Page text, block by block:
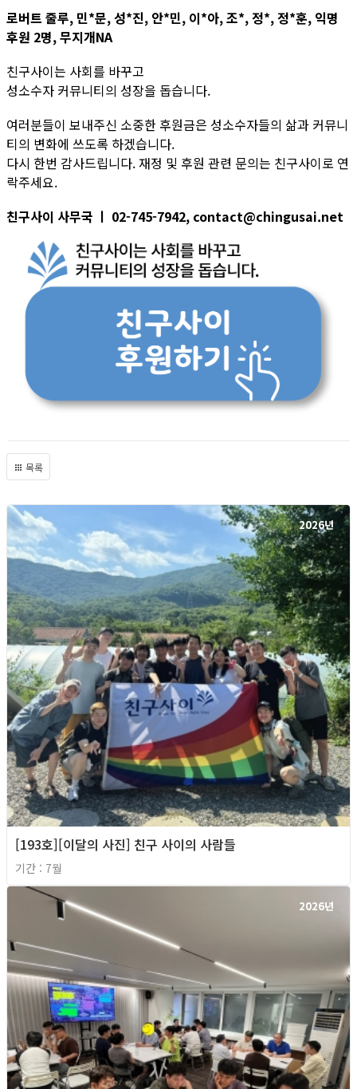
로버트 줄루, 민*문, 성*진, 안*민, 이*아, 조*, 정*, 정*훈, 익명
후원 2명, 무지개NA
친구사이는 사회를 바꾸고
성소수자 커뮤니티의 성장을 돕습니다.
여러분들이 보내주신 소중한 후원금은 성소수자들의 삶과 커뮤니
티의 변화에 쓰도록 하겠습니다.
다시 한번 감사드립니다. 재정 및 후원 관련 문의는 친구사이로 연
락주세요.
친구사이 사무국 ㅣ 02-745-7942, contact@chingusai.net
목록
2026년
[193호][이달의 사진] 친구 사이의 사람들
기간 : 7월
2026년